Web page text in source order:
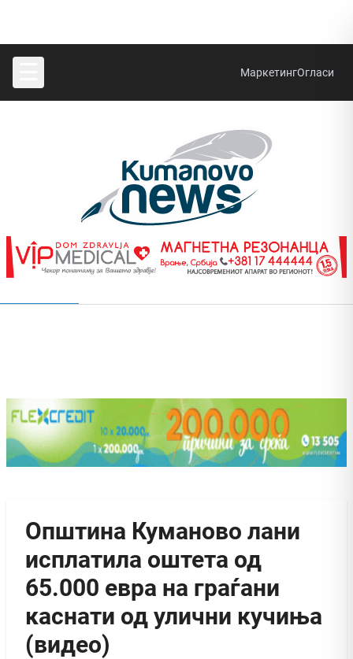
МаркетингОгласи
Општина Куманово лани
исплатила оштета од
65.000 евра на граѓани
каснати од улични кучиња
(видео)